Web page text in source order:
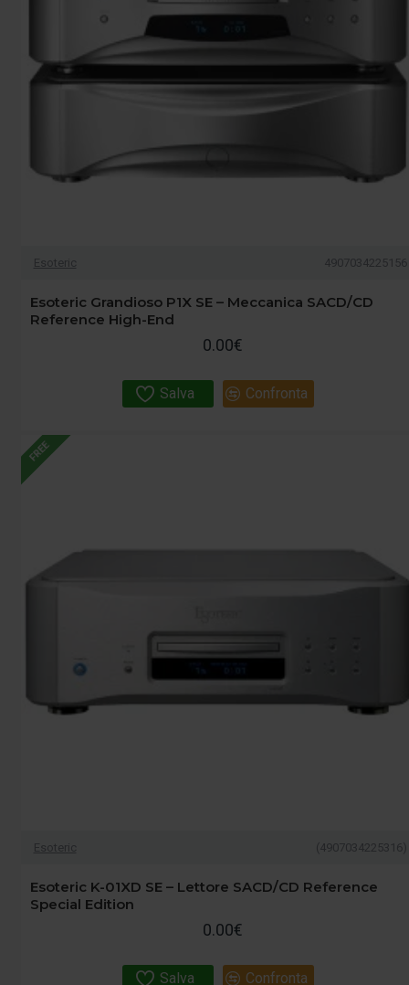
Esoteric 4907034225156
Esoteric Grandioso P1X SE – Meccanica SACD/CD
Reference High-End
0.00€
Salva Confronta
FREE
Esoteric (4907034225316)
Esoteric K-01XD SE – Lettore SACD/CD Reference
Special Edition
0.00€
Salva Confronta